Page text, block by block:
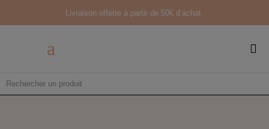
Livraison offerte à partir de 50€ d’achat
